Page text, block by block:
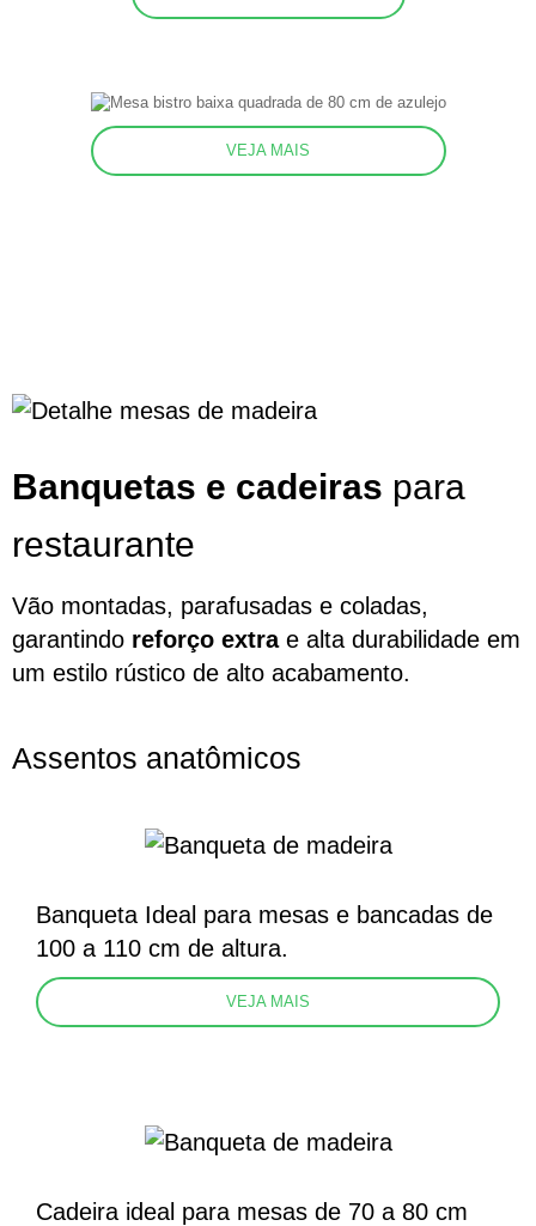
VEJA MAIS
Banquetas e cadeiras para
restaurante
Vão montadas, parafusadas e coladas,
garantindo reforço extrae alta durabilidade em
um estilo rústico de alto acabamento.
Assentos anatômicos
Banqueta Ideal para mesas e bancadas de
100 a 110 cm de altura.
VEJA MAIS
Cadeira ideal para mesas de 70 a 80 cm